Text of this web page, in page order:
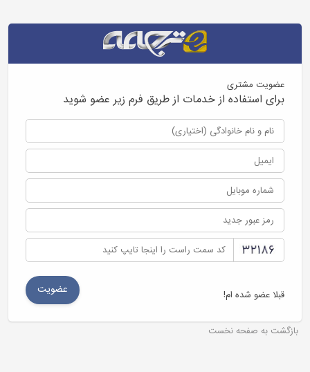
عضویت مشتری
برای استفاده از خدمات از طریق فرم زیر عضو شوید
قبلا عضو شده ام!
بازگشت به صفحه نخست